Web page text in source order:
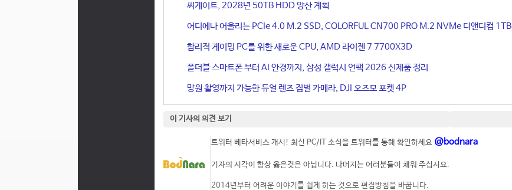
씨게이트, 2028년 50TB HDD 양산 계획
어디에나 어울리는 PCIe 4.0 M.2 SSD, COLORFUL CN700 PRO M.2 NVMe 디앤디컴 1TB
합리적 게이밍 PC를 위한 새로운 CPU, AMD 라이젠 7 7700X3D
폴더블 스마트폰 부터 AI 안경까지, 삼성 갤럭시 언팩 2026 신제품 정리
망원 촬영까지 가능한 듀얼 렌즈 짐벌 카메라, DJI 오즈모 포켓 4P
이 기사의 의견 보기
트위터 베타서비스 개시! 최신 PC/IT 소식을 트위터를 통해 확인하세요 @bodnara
기자의 시각이 항상 옳은것은 아닙니다. 나머지는 여러분들이 채워 주십시요.
2014년부터 어려운 이야기를 쉽게 하는 것으로 편집방침을 바꿉니다.